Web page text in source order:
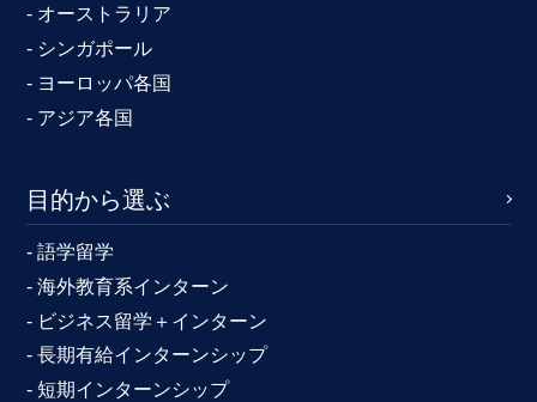
- オーストラリア
- シンガポール
- ヨーロッパ各国
- アジア各国
目的から選ぶ
- 語学留学
- 海外教育系インターン
- ビジネス留学＋インターン
- 長期有給インターンシップ
- 短期インターンシップ